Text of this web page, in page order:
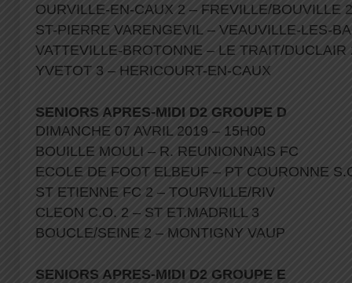
OURVILLE-EN-CAUX 2 – FREVILLE/BOUVILLE
ST-PIERRE VARENGEVIL – VEAUVILLE-LES-
VATTEVILLE-BROTONNE – LE TRAIT/
YVETOT 3 – HERICOURT-EN-CAUX
SENIORS APRES-MIDI D2 GROUPE D
DIMANCHE 07 AVRIL 2019 – 15H00
BOUILLE MOULI – R. REUNIONNAIS FC
ECOLE DE FOOT ELBEUF – PT COURONNE
ST ETIENNE FC 2 – TOURVILLE/RIV
CLEON C.O. 2 – ST ET.MADRILL 3
BOUCLE/SEINE 2 – MONTIGNY VAUP
SENIORS APRES-MIDI D2 GROUPE E